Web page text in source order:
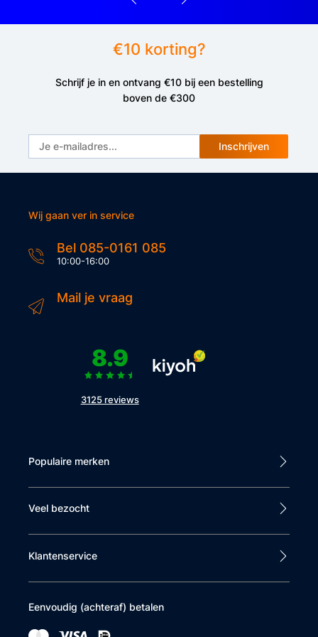
€10 korting?
Schrijf je in en ontvang €10 bij een bestelling
boven de €300
Inschrijven
Wij gaan ver in service
Bel 085-0161 085
10:00-16:00
Mail je vraag
8.9
3125 reviews
Populaire merken
Veel bezocht
Klantenservice
Eenvoudig (achteraf) betalen